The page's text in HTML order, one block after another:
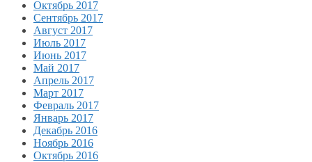
Октябрь 2017
Сентябрь 2017
Август 2017
Июль 2017
Июнь 2017
Май 2017
Апрель 2017
Март 2017
Февраль 2017
Январь 2017
Декабрь 2016
Ноябрь 2016
Октябрь 2016